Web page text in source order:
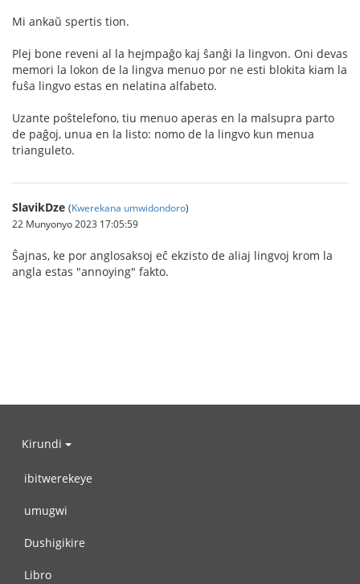
Mi ankaŭ spertis tion.
Plej bone reveni al la hejmpaĝo kaj ŝanĝi la lingvon. Oni devas
memori la lokon de la lingva menuo por ne esti blokita kiam la
fuŝa lingvo estas en nelatina alfabeto.
Uzante poŝtelefono, tiu menuo aperas en la malsupra parto
de paĝoj, unua en la listo: nomo de la lingvo kun menua
trianguleto.
SlavikDze (Kwerekana umwidondoro)
22 Munyonyo 2023 17:05:59
Ŝajnas, ke por anglosaksoj eĉ ekzisto de aliaj lingvoj krom la
angla estas "annoying" fakto.
Kirundi
ibitwerekeye
umugwi
Dushigikire
Libro